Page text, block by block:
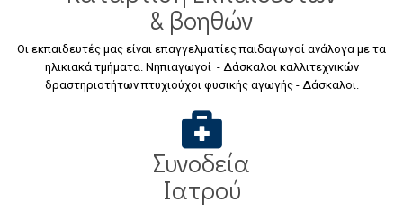
& βοηθών
Οι εκπαιδευτές μας είναι επαγγελματίες παιδαγωγοί ανάλογα με τα
ηλικιακά τμήματα. Νηπιαγωγοί - Δάσκαλοι καλλιτεχνικών
δραστηριοτήτων πτυχιούχοι φυσικής αγωγής - Δάσκαλοι.
Συνοδεία
Ιατρού